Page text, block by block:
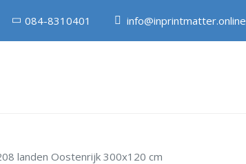
084-8310401 info@inprintmatter.online
landen Oostenrijk 300x120 cm